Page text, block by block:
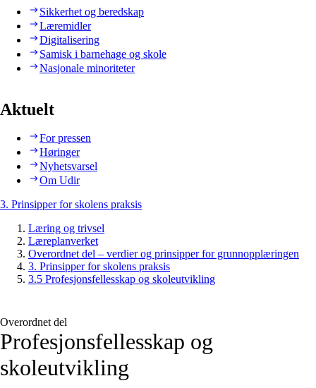
Sikkerhet og beredskap
Læremidler
Digitalisering
Samisk i barnehage og skole
Nasjonale minoriteter
Aktuelt
For pressen
Høringer
Nyhetsvarsel
Om Udir
3. Prinsipper for skolens praksis
Læring og trivsel
Læreplanverket
Overordnet del – verdier og prinsipper for grunnopplæringen
3. Prinsipper for skolens praksis
3.5 Profesjonsfellesskap og skoleutvikling
Overordnet del
Profesjonsfellesskap og
skoleutvikling